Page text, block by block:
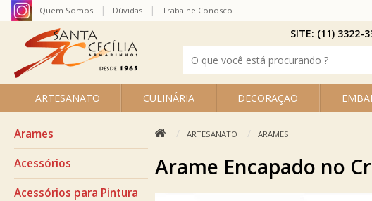
Quem Somos Dúvidas Trabalhe Conosco
ARTESANATO CULINÁRIA DECORAÇÃO
SITE: (11) 3322-
Arames
Acessórios
Acessórios para Pintura
ARTESANATO ARAMES
Arame Encapado no